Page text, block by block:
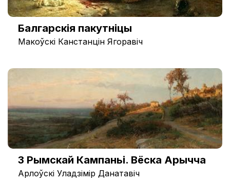
Балгарскія пакутніцы
Макоўскі Канстанцін Ягоравіч
З Рымскай Кампаньі. Вёска Арычча
Арлоўскі Уладзімір Данатавіч